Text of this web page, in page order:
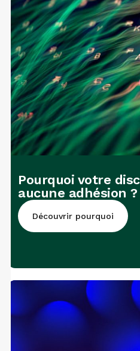
Pourquoi votre
aucune adhésion ?
Découvrir pourquoi